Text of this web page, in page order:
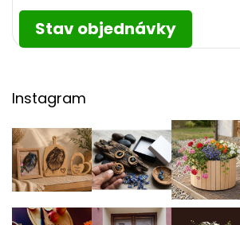
Stav objednávky
Instagram